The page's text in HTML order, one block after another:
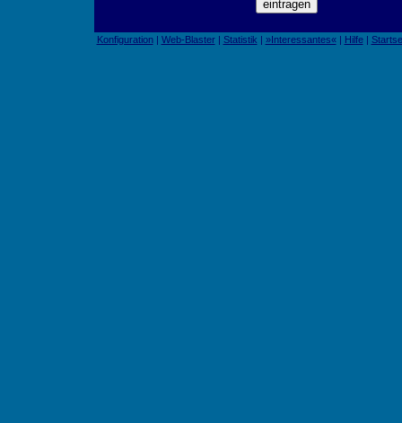
Konfiguration| Web-Blaster| Statistik | »Interessantes«| Hilfe|